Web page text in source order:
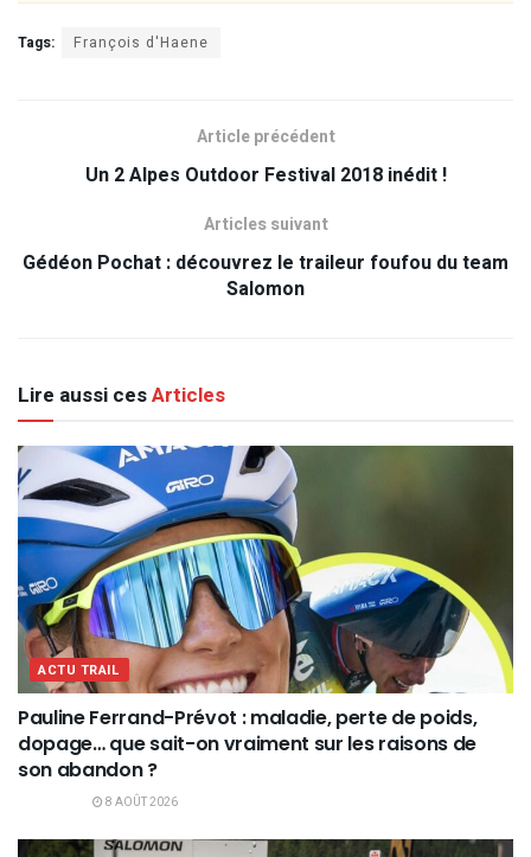
Tags: François d'Haene
Article précédent
Un 2 Alpes Outdoor Festival 2018 inédit !
Articles suivant
Gédéon Pochat : découvrez le traileur foufou du team
Salomon
Lire aussi cesArticles
ACTU TRAIL
Pauline Ferrand-Prévot : maladie, perte de poids,
dopage… que sait-on vraiment sur les raisons de
son abandon ?
8 AOÛT 2026